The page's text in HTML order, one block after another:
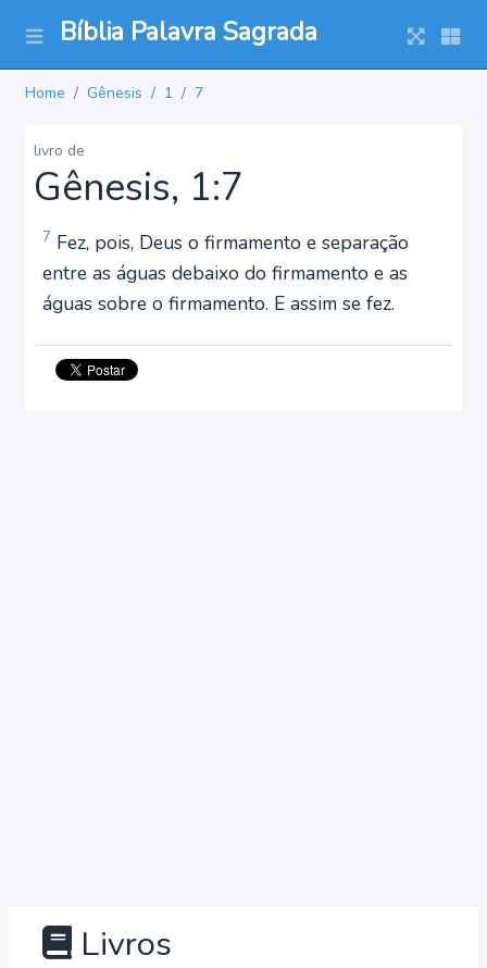
Bíblia Palavra Sagrada
Home Gênesis 1 7
livro de
Gênesis, 1:7
7 Fez, pois, Deus o firmamento e separação
entre as águas debaixo do firmamento e as
águas sobre o firmamento. E assim se fez.
Livros